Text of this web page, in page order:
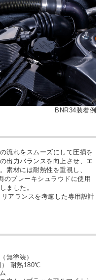
BNR34装着例
流れをスムーズにして圧損を
出力バランスを向上させ、エ
素材には耐熱性を重視し、
ブレーキシュラウドに使用
ました。
アランスを考慮した専用設計
無塗装）
耐熱180℃